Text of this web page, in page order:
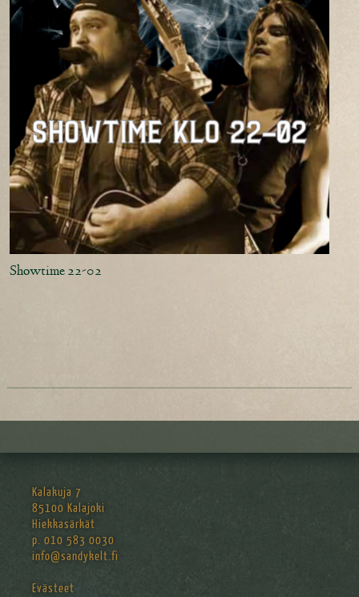
Showtime 22-02
Kalakuja 7
85100 Kalajoki
Hiekkasärkät
p. 010 583 0030
info@sandykelt.fi
Evästeet